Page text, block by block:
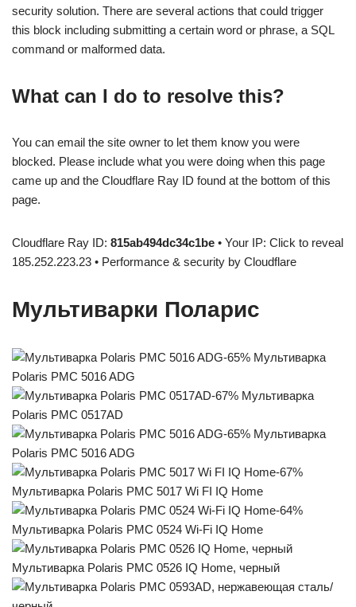
security solution. There are several actions that could trigger
this block including submitting a certain word or phrase, a SQL
command or malformed data.
What can I do to resolve this?
You can email the site owner to let them know you were
blocked. Please include what you were doing when this page
came up and the Cloudflare Ray ID found at the bottom of this
page.
Cloudflare Ray ID: 815ab494dc34c1be • Your IP: Click to reveal
185.252.223.23 • Performance & security by Cloudflare
Мультиварки Поларис
-65% Мультиварка
Polaris PMC 5016 ADG
-67% Мультиварка
Polaris PMC 0517AD
-65% Мультиварка
Polaris PMC 5016 ADG
-67%
Мультиварка Polaris PMC 5017 Wi FI IQ Home
-64%
Мультиварка Polaris PMC 0524 Wi-Fi IQ Home
Мультиварка Polaris PMC 0526 IQ Home, черный